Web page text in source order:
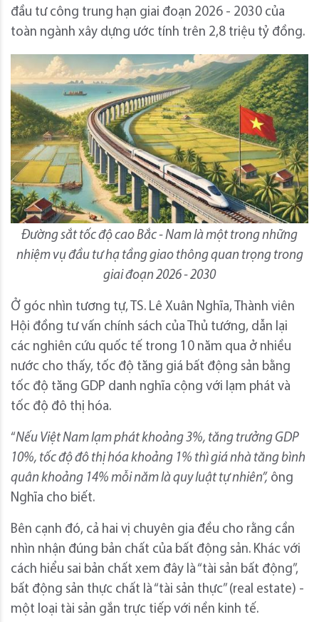
đầu tư công trung hạn giai đoạn 2026 - 2030 của
toàn ngành xây dựng ước tính trên 2,8 triệu tỷ đồng.
Đường sắt tốc độ cao Bắc - Nam là một trong những
nhiệm vụ đầu tư hạ tầng giao thông quan trọng trong
giai đoạn 2026 - 2030
Ở góc nhìn tương tự, TS. Lê Xuân Nghĩa, Thành viên
Hội đồng tư vấn chính sách của Thủ tướng, dẫn lại
các nghiên cứu quốc tế trong 10 năm qua ở nhiều
nước cho thấy, tốc độ tăng giá bất động sản bằng
tốc độ tăng GDP danh nghĩa cộng với lạm phát và
tốc độ đô thị hóa.
“Nếu Việt Nam lạm phát khoảng 3%, tăng trưởng GDP
10%, tốc độ đô thị hóa khoảng 1% thì giá nhà tăng bình
quân khoảng 14% mỗi năm là quy luật tự nhiên”, ông
Nghĩa cho biết.
Bên cạnh đó, cả hai vị chuyên gia đều cho rằng cần
nhìn nhận đúng bản chất của bất động sản. Khác với
cách hiểu sai bản chất xem đây là “tài sản bất động”,
bất động sản thực chất là “tài sản thực” (real estate) -
một loại tài sản gắn trực tiếp với nền kinh tế.